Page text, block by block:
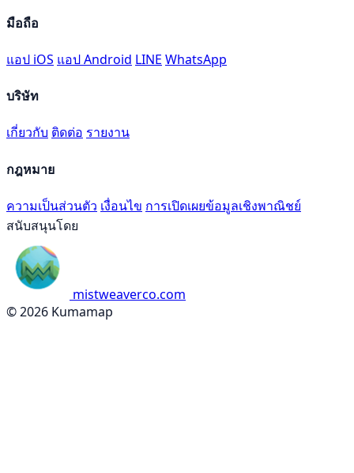
มือถือ
แอป iOS แอป Android LINE WhatsApp
บริษัท
เกี่ยวกับ ติดต่อ รายงาน
กฎหมาย
ความเป็นส่วนตัว เงื่อนไข การเปิดเผยข้อมูลเชิงพาณิชย์
สนับสนุนโดย
mistweaverco.com
© 2026 Kumamap